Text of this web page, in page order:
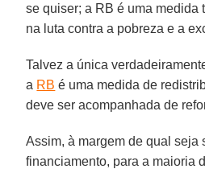
se quiser; a RB é uma medida
na luta contra a pobreza e a
Talvez a única
a RB é uma medida de
deve ser acompanhada de
Assim, à margem de qual seja
financiamento, para a maioria